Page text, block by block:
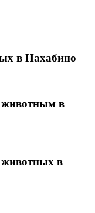
в Нахабино
животным в
животных в